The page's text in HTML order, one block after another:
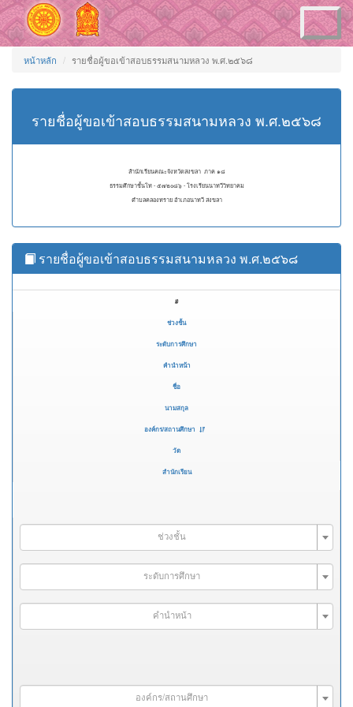
Toggle
navigation
หน้าหลัก รายชื่อผู้ขอเข้าสอบธรรมสนามหลวง พ.ศ.๒๕๖๘
รายชื่อผู้ขอเข้าสอบธรรมสนามหลวง พ.ศ.๒๕๖๘
สำนักเรียนคณะจังหวัดสงขลา ภาค ๑๘
ธรรมศึกษาชั้นโท - ๕๗๒๐๘๖ - โรงเรียนนาทวีวิทยาคม
ตำบลคลองทราย อำเภอนาทวี สงขลา
รายชื่อผู้ขอเข้าสอบธรรมสนามหลวง พ.ศ.๒๕๖๘
#
ช่วงชั้น
ระดับการศึกษา
คำนำหน้า
ชื่อ
นามสกุล
องค์กร/สถานศึกษา
วัด
สำนักเรียน
ช่วงชั้น
ระดับการศึกษา
คำนำหน้า
องค์กร/สถานศึกษา